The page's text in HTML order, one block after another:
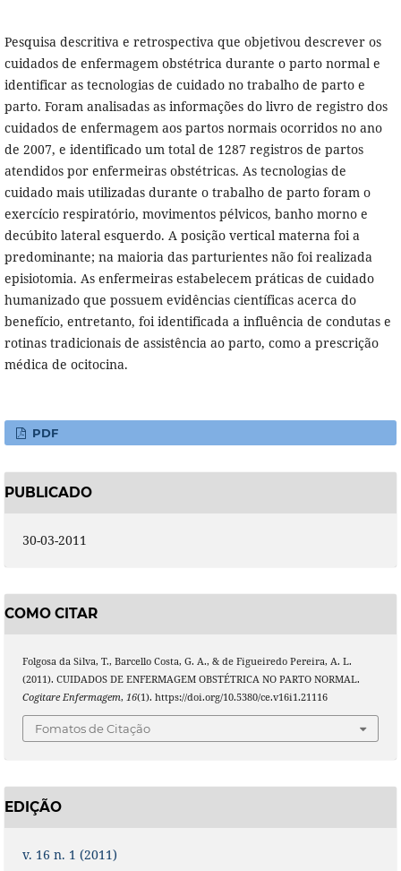
Pesquisa descritiva e retrospectiva que objetivou descrever os
cuidados de enfermagem obstétrica durante o parto normal e
identificar as tecnologias de cuidado no trabalho de parto e
parto. Foram analisadas as informações do livro de registro dos
cuidados de enfermagem aos partos normais ocorridos no ano
de 2007, e identificado um total de 1287 registros de partos
atendidos por enfermeiras obstétricas. As tecnologias de
cuidado mais utilizadas durante o trabalho de parto foram o
exercício respiratório, movimentos pélvicos, banho morno e
decúbito lateral esquerdo. A posição vertical materna foi a
predominante; na maioria das parturientes não foi realizada
episiotomia. As enfermeiras estabelecem práticas de cuidado
humanizado que possuem evidências científicas acerca do
benefício, entretanto, foi identificada a influência de condutas e
rotinas tradicionais de assistência ao parto, como a prescrição
médica de ocitocina.
PDF
PUBLICADO
30-03-2011
COMO CITAR
Folgosa da Silva, T., Barcello Costa, G. A., & de Figueiredo Pereira, A. L.
(2011). CUIDADOS DE ENFERMAGEM OBSTÉTRICA NO PARTO NORMAL.
Cogitare Enfermagem, 16(1). https://doi.org/10.5380/ce.v16i1.21116
Fomatos de Citação
EDIÇÃO
v. 16 n. 1 (2011)